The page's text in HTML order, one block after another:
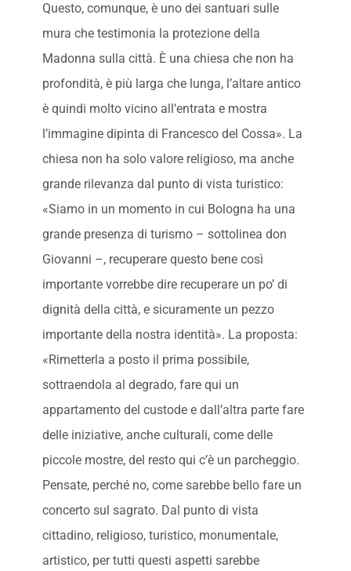
Questo, comunque, è uno dei santuari sulle
mura che testimonia la protezione della
Madonna sulla città. È una chiesa che non ha
profondità, è più larga che lunga, l’altare antico
è quindi molto vicino all’entrata e mostra
l’immagine dipinta di Francesco del Cossa». La
chiesa non ha solo valore religioso, ma anche
grande rilevanza dal punto di vista turistico:
«Siamo in un momento in cui Bologna ha una
grande presenza di turismo – sottolinea don
Giovanni –, recuperare questo bene così
importante vorrebbe dire recuperare un po’ di
dignità della città, e sicuramente un pezzo
importante della nostra identità». La proposta:
«Rimetterla a posto il prima possibile,
sottraendola al degrado, fare qui un
appartamento del custode e dall’altra parte fare
delle iniziative, anche culturali, come delle
piccole mostre, del resto qui c’è un parcheggio.
Pensate, perché no, come sarebbe bello fare un
concerto sul sagrato. Dal punto di vista
cittadino, religioso, turistico, monumentale,
artistico, per tutti questi aspetti sarebbe